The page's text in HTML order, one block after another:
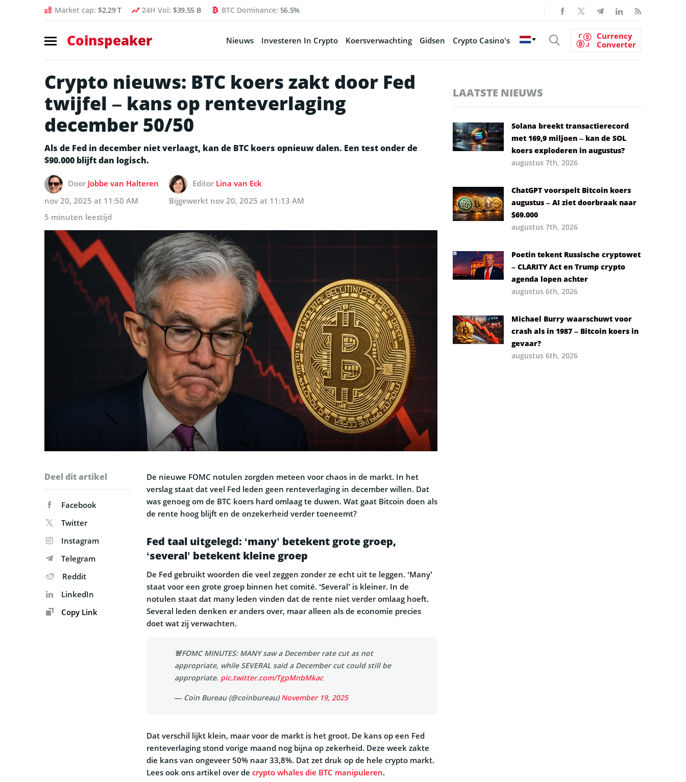
Market cap: $2.29 T 24H Vol: $39.55 B BTC Dominance: 56.5%
Coinspeaker Nieuws Investeren In Crypto Koersverwachting Gidsen Crypto Casino's
Currency
Converter
Crypto nieuws: BTC koers zakt door Fed
twijfel – kans op renteverlaging
december 50/50
Als de Fed in december niet verlaagt, kan de BTC koers opnieuw dalen. Een test onder de
$90.000 blijft dan logisch.
Door Jobbe van Halteren Editor Lina van Eck
nov 20, 2025 at 11:50 AM
Bijgewerkt nov 20, 2025 at 11:13 AM
5 minuten leestijd
Deel dit artikel
Facebook
Twitter
Instagram
Telegram
Reddit
LinkedIn
Copy Link
De nieuwe FOMC notulen zorgden meteen voor chaos in de markt. In het
verslag staat dat veel Fed leden geen renteverlaging in december willen. Dat
was genoeg om de BTC koers hard omlaag te duwen. Wat gaat Bitcoin doen als
de rente hoog blijft en de onzekerheid verder toeneemt?
Fed taal uitgelegd: ‘many’ betekent grote groep,
‘several’ betekent kleine groep
De Fed gebruikt woorden die veel zeggen zonder ze echt uit te leggen. ‘Many’
staat voor een grote groep binnen het comité. ‘Several’ is kleiner. In de
notulen staat dat many leden vinden dat de rente niet verder omlaag hoeft.
Several leden denken er anders over, maar alleen als de economie precies
doet wat zij verwachten.
🚨FOMC MINUTES: MANY saw a December rate cut as not
appropriate, while SEVERAL said a December cut could still be
appropriate. pic.twitter.com/TgpMnbMkac
— Coin Bureau (@coinbureau)November 19, 2025
Dat verschil lijkt klein, maar voor de markt is het groot. De kans op een Fed
renteverlaging stond vorige maand nog bijna op zekerheid. Deze week zakte
die kans van ongeveer 50% naar 33,8%. Dat zet druk op de hele crypto markt.
Lees ook ons artikel over de crypto whales die BTC manipuleren.
LAATSTE NIEUWS
Solana breekt transactierecord
met 169,9 miljoen – kan de SOL
koers exploderen in augustus?
augustus 7th, 2026
ChatGPT voorspelt Bitcoin koers
augustus – AI ziet doorbraak naar
$69.000
augustus 7th, 2026
Poetin tekent Russische cryptowet
– CLARITY Act en Trump crypto
agenda lopen achter
augustus 6th, 2026
Michael Burry waarschuwt voor
crash als in 1987 – Bitcoin koers in
gevaar?
augustus 6th, 2026